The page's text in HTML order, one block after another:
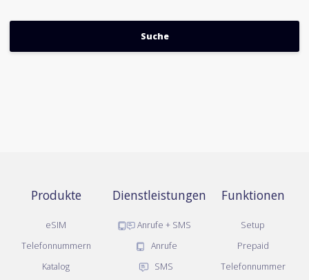
Produkte
eSIM
Telefonnummern
Katalog
Dienstleistungen
Anrufe + SMS
Anrufe
SMS
Funktionen
Setup
Prepaid
Telefonnummer